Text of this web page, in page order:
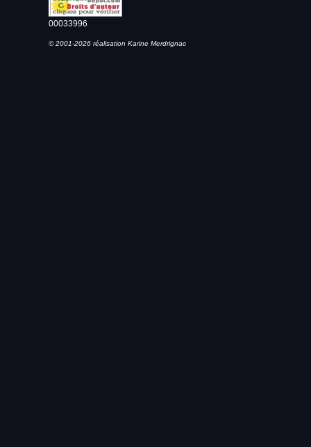
00033996
© 2001-2026 réalisation Karine Merdrignac